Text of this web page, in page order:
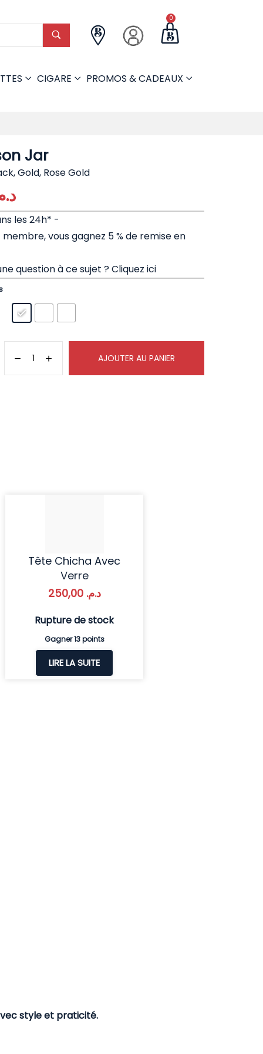
0
CIGARE
PROMOS & CADEAUX
Jar
Gold, Rose Gold
les 24h* -
vous gagnez 5 % de remise en
question à ce sujet ?Cliquez ici
AJOUTER AU PANIER
Tête Chicha Avec
Verre
د.م. 250,00
Rupture de stock
Gagner 13 points
LIRE LA SUITE
style et praticité.